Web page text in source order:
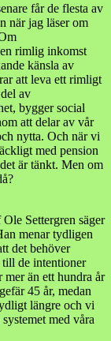
får de flesta av
när jag läser om
rimlig inkomst
känsla av
att leva ett rimligt
av
bygger social
att delar av vår
nytta. Och när vi
med pension
är tänkt. Men om
Settergren säger
menar tydligen
det behöver
till de intentioner
mer än ett hundra år
45 år, medan
längre och vi
med våra